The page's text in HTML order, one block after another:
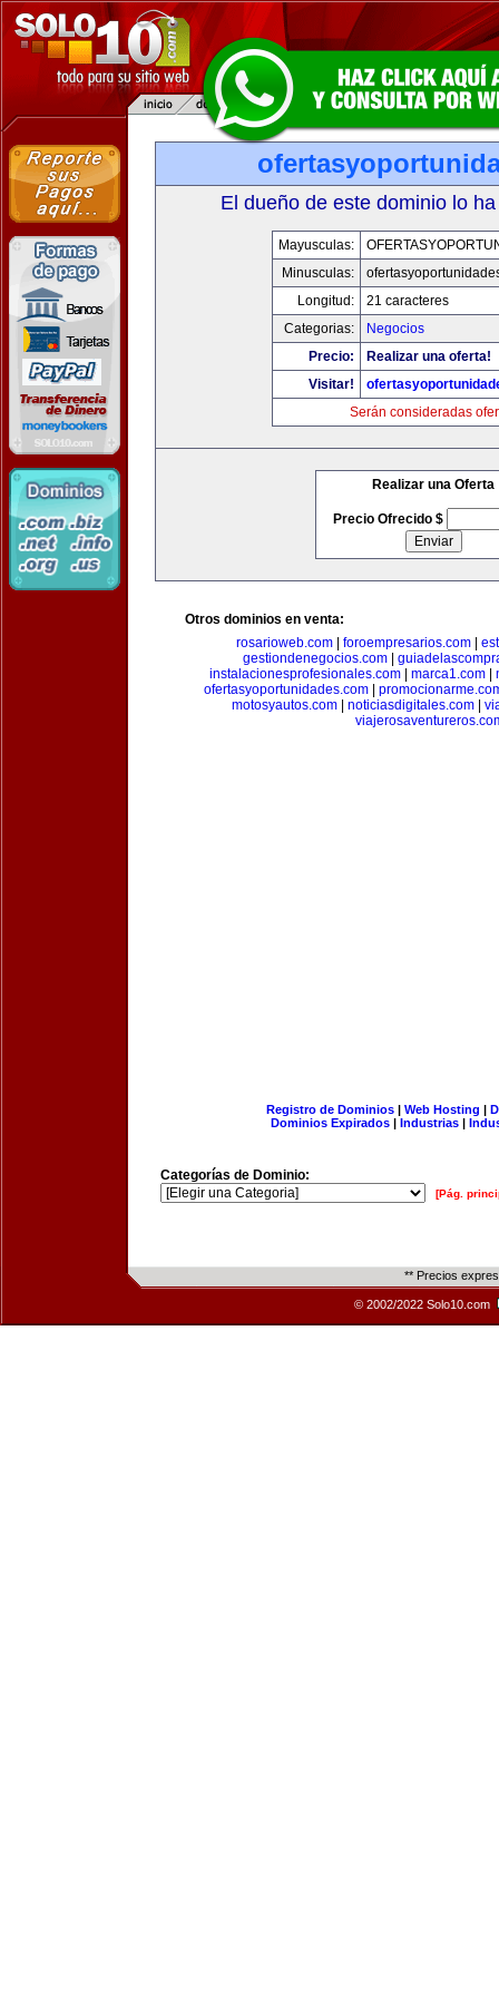
El dueño de este dominio lo
Mayusculas:
Minusculas:
Longitud:
21 caracteres
Categorias:
Negocios
Precio:
Realizar una oferta!
Visitar!
Serán consideradas
Realizar una Oferta
Precio Ofrecido $
Otros dominios en venta:
rosarioweb.com
foroempresarios.com
gestiondenegocios.com
instalacionesprofesionales.com| marca1.com|
ofertasyoportunidades.com
motosyautos.com
noticiasdigitales.com
Registro de Dominios| Web Hosting |
Dominios Expirados | Industrias |
Categorías de Dominio:
[Pág.
** Precios
© 2002/2022 Solo10.com